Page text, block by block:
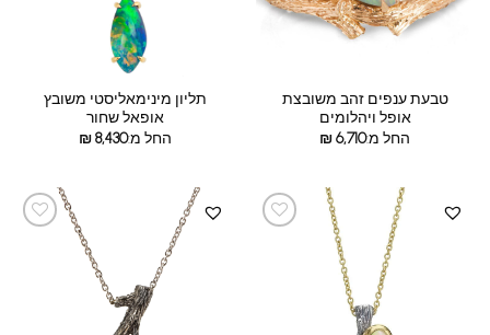
טבעת ענפים זהב משובצת
אופל ויהלומים
החל מ:
₪6,710
תליון מינימאליסטי משובץ
אופאל שחור
החל מ:
₪8,430